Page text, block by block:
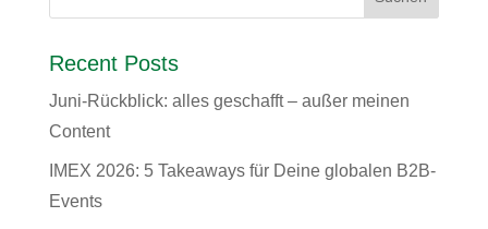
Recent Posts
Juni-Rückblick: alles geschafft – außer meinen
Content
IMEX 2026: 5 Takeaways für Deine globalen B2B-
Events